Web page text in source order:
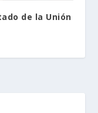
de la Unión